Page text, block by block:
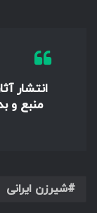
انتشار
منبع و
شیرزن ایرانی